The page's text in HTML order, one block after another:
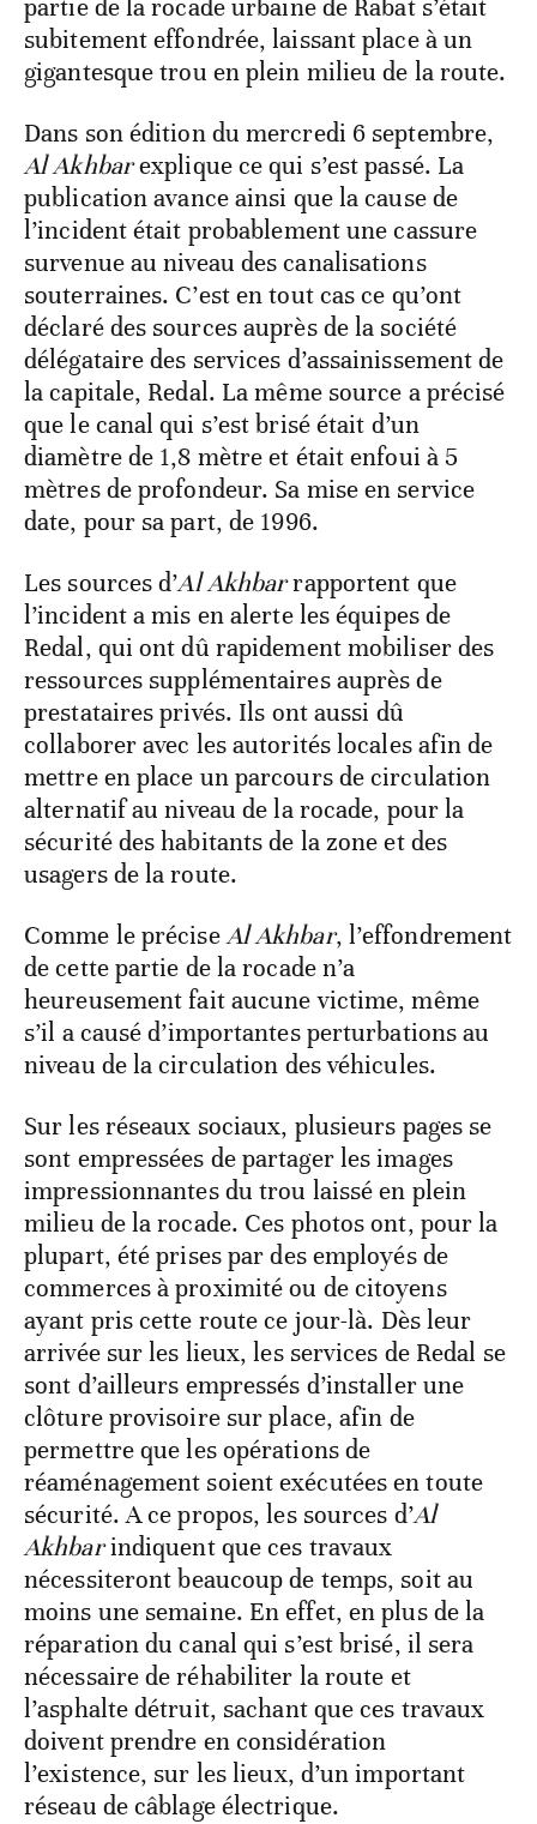
partie de la rocade urbaine de Rabat s’était
subitement effondrée, laissant place à un
gigantesque trou en plein milieu de la route.
Dans son édition du mercredi 6 septembre,
Al Akhbarexplique ce qui s’est passé. La
publication avance ainsi que la cause de
l’incident était probablement une cassure
survenue au niveau des canalisations
souterraines. C’est en tout cas ce qu’ont
déclaré des sources auprès de la société
délégataire des services d’assainissement de
la capitale, Redal. La même source a précisé
que le canal qui s’est brisé était d’un
diamètre de 1,8 mètre et était enfoui à 5
mètres de profondeur. Sa mise en service
date, pour sa part, de 1996.
Les sources d’Al Akhbarrapportent que
l’incident a mis en alerte les équipes de
Redal, qui ont dû rapidement mobiliser des
ressources supplémentaires auprès de
prestataires privés. Ils ont aussi dû
collaborer avec les autorités locales afin de
mettre en place un parcours de circulation
alternatif au niveau de la rocade, pour la
sécurité des habitants de la zone et des
usagers de la route.
Comme le préciseAl Akhbar, l’effondrement
de cette partie de la rocade n’a
heureusement fait aucune victime, même
s’il a causé d’importantes perturbations au
niveau de la circulation des véhicules.
Sur les réseaux sociaux, plusieurs pages se
sont empressées de partager les images
impressionnantes du trou laissé en plein
milieu de la rocade. Ces photos ont, pour la
plupart, été prises par des employés de
commerces à proximité ou de citoyens
ayant pris cette route ce jour-là. Dès leur
arrivée sur les lieux, les services de Redal se
sont d’ailleurs empressés d’installer une
clôture provisoire sur place, afin de
permettre que les opérations de
réaménagement soient exécutées en toute
sécurité. A ce propos, les sources d’Al
Akhbarindiquent que ces travaux
nécessiteront beaucoup de temps, soit au
moins une semaine. En effet, en plus de la
réparation du canal qui s’est brisé, il sera
nécessaire de réhabiliter la route et
l’asphalte détruit, sachant que ces travaux
doivent prendre en considération
l’existence, sur les lieux, d’un important
réseau de câblage électrique.